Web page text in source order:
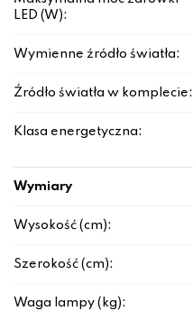
LED (W):
Wymienne źródło światła:
Źródło światła w komplecie:
Klasa energetyczna:
Wymiary
Wysokość (cm):
Szerokość (cm):
Waga lampy (kg):